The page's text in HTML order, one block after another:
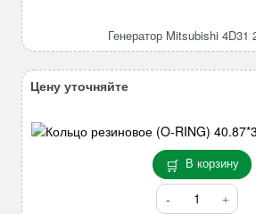
24V
Генератор Mitsubishi 4D31
В корзину
Количество
Цену уточняйте